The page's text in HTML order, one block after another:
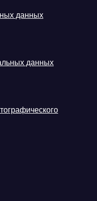
данных
данных